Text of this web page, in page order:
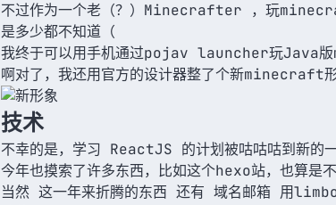
不过作为一个老（？）Minecrafter ，玩
是多少都不知道（
我终于可以用手机通过pojav launcher玩Java版
啊对了，我还用官方的设计器整了个新minecraft
技术
不幸的是，学习 ReactJS 的计划被咕咕咕到新的
今年也摸索了许多东西，比如这个hexo站，也算是
当然 这一年来折腾的东西 还有 域名邮箱 用